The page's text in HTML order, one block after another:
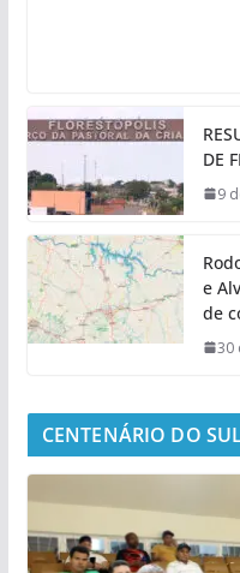
DE
9
e
de
30
CENTENÁRIO DO